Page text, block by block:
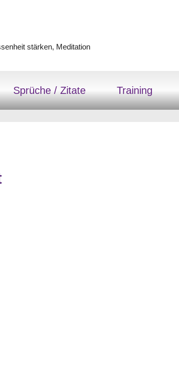
stärken, Meditation
Sprüche / Zitate Training